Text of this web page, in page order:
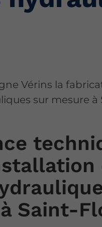
Vérins la
sur mesure à
Saint-